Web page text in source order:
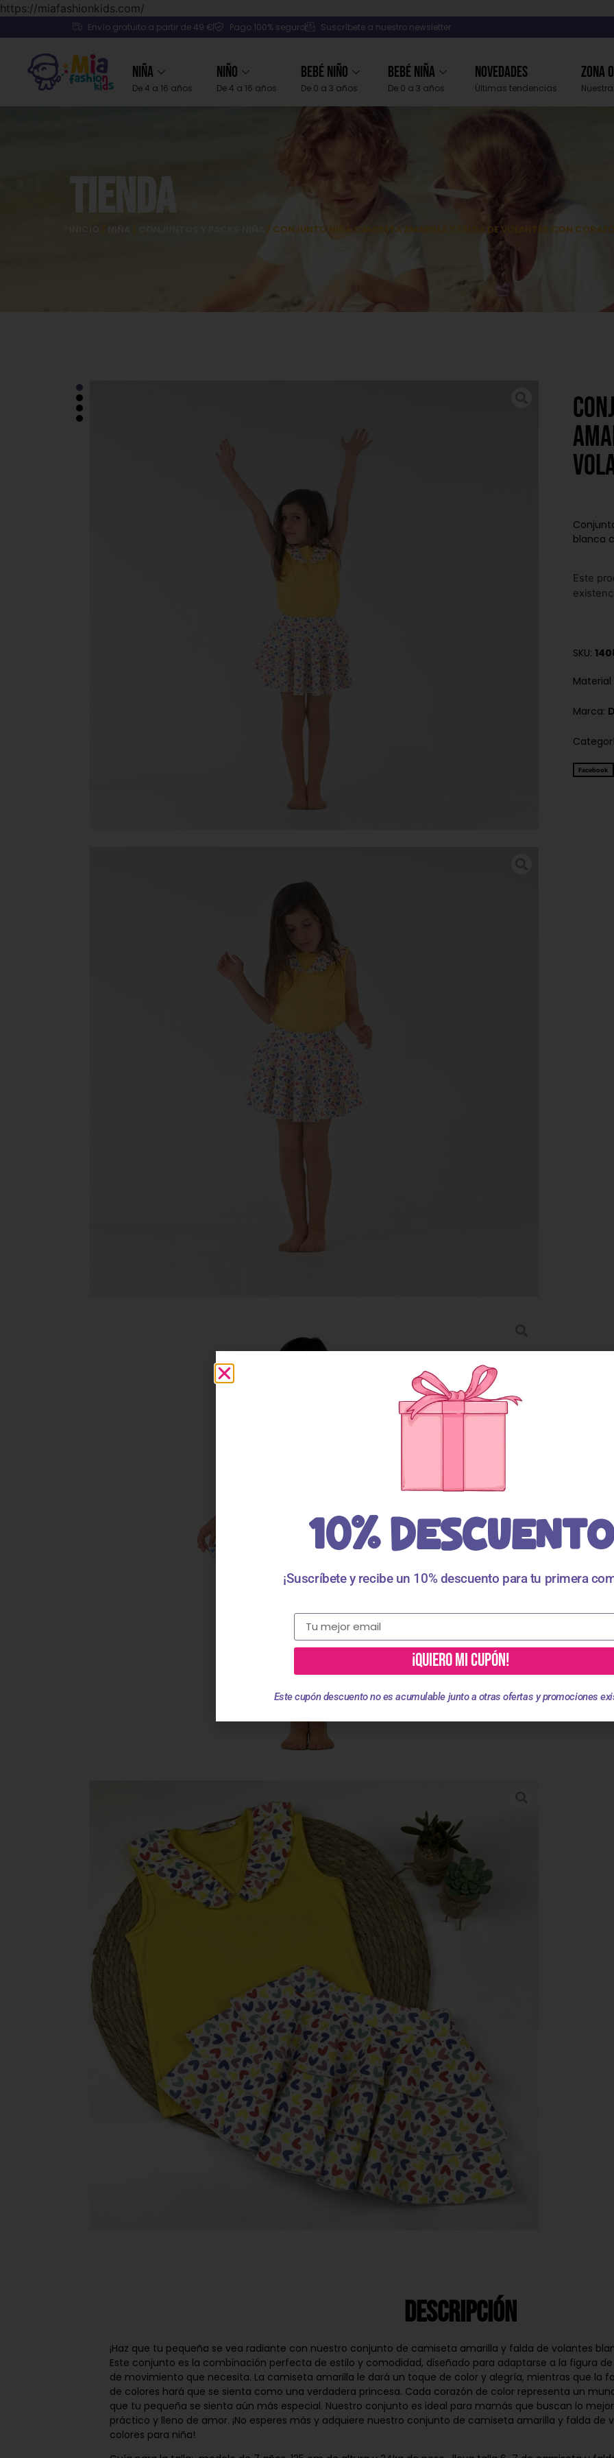
https://miafashionkids.com/
Envío gratuito a partir de 49 € Pago 100% seguro Suscríbete a nuestro newsletter
Niña
De 4 a 16 años
Niño
De 4 a 16 años
Bebé Niño
De 0 a 3 años
Bebé Niña
De 0 a 3 años
Novedades
Últimas tendencias
Zona
Tienda
INICIO / NIÑA / / CONJUNTO NIÑA CAMISETA AMARILLA Y FALDA DE VOLANTES CON
blanca
Este
SKU:
Marca:
Facebook
Descripción
¡Haz que tu pequeña se vea radiante con nuestro conjunto de camiseta amarilla y falda de volantes
Este conjunto es la combinación perfecta de estilo y comodidad, diseñado para adaptarse a la figura
de movimiento que necesita. La camiseta amarilla le dará un toque de color y alegría, mientras que la
de colores hará que se sienta como una verdadera princesa. Cada corazón de color representa un
que tu pequeña se sienta aún más especial. Nuestro conjunto es ideal para mamás que buscan lo
práctico y lleno de amor. ¡No esperes más y adquiere nuestro conjunto de camiseta amarilla y falda de
colores para niña!
10% DESCUENTO
¡Suscríbete y recibe un 10% descuento para tu primera
¡QUIERO MI CUPÓN!
Este cupón descuento no es acumulable junto a otras ofertas y promociones